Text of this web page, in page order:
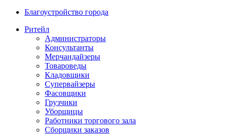
Благоустройство города
Ритейл
Администраторы
Консультанты
Мерчандайзеры
Товароведы
Кладовщики
Супервайзеры
Фасовщики
Грузчики
Уборщицы
Работники торгового зала
Сборщики заказов